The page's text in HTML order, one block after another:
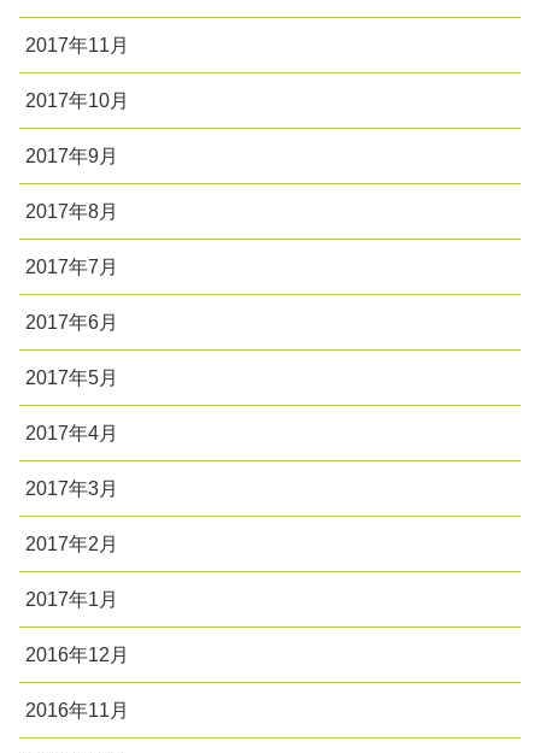
2017年11月
2017年10月
2017年9月
2017年8月
2017年7月
2017年6月
2017年5月
2017年4月
2017年3月
2017年2月
2017年1月
2016年12月
2016年11月